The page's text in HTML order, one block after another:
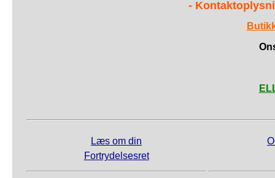
-
Læs om din
Fortrydelsesret